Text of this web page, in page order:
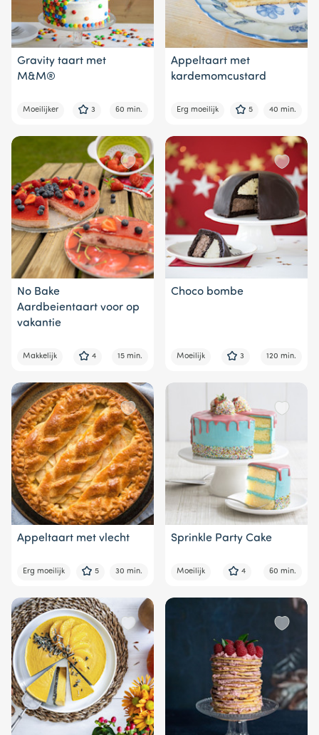
Gravity taart met
M&M®
Moeilijker 3 60 min.
Appeltaart met
kardemomcustard
Erg moeilijk 5 40 min.
No Bake
Aardbeientaart voor op
vakantie
Makkelijk 4 15 min.
Choco bombe
Moeilijk 3 120 min.
Appeltaart met vlecht
Erg moeilijk 5 30 min.
Sprinkle Party Cake
Moeilijk 4 60 min.